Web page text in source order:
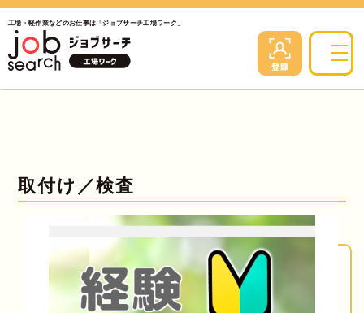
工場・軽作業などのお仕事は「ジョブサーチ工場ワーク」
取付け／検査